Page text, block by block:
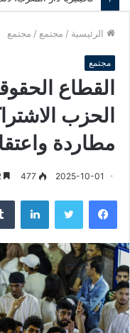
الرئيسية / مجتمع / مجتمع
مجتمع
القطاع
الحزب
مطاردة
2025-10-01
477
فيسبوك لينكدإن